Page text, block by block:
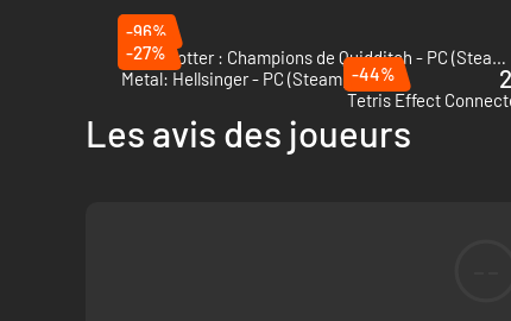
-96%
Harry Potter : Champions de Quidditch - PC (Steam)
-27%
Metal: Hellsinger - PC (Steam) -44%
Tetris Effect
Les avis des joueurs